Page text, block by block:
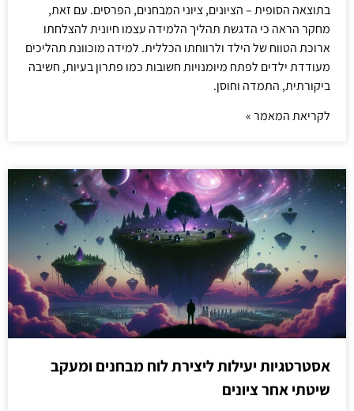
בתוצאה הסופית – הציונים, ציוני המבחנים, הפרסים. עם זאת,
מחקר הראה כי הדגשת תהליך הלמידה עצמו חיונית להצלחתו
ארוכת הטווח של הילד ולרווחתו הכללית. למידה מוכוונת תהליכים
מעודדת ילדים לפתח מיומנויות חשובות כמו פתרון בעיות, חשיבה
ביקורתית, התמדה וחוסן.
לקריאת המאמר »
אסטרטגיות יעילות ליצירת לוח מבחנים ומעקב
שיטתי אחר ציונים